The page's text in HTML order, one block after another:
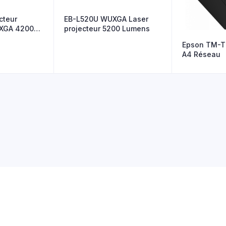
4200
EB-L520U WUXGA Laser
projecteur 5200 Lumens
Epson TM-
A4 Réseau